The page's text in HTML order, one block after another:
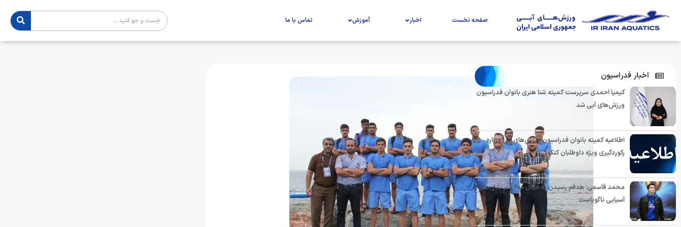
صفحه نخست اخبار آموزش تماس با ما
اخبار فدراسیون
کیمیا احمدی سرپرست کمیته شنا هنری بانوان فدراسیون
ورزش‌های آبی شد
اطلاعیه کمیته بانوان فدراسیون ورزش‌های آبی درباره
رکوردگیری ویژه داوطلبان کنکور
محمد قاسمی: هدفم رسیدن به فینال ۴۰۰ متر بازی‌های
آسیایی ناگویاست